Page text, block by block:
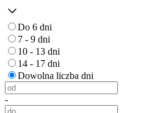
Do 6 dni
7 - 9 dni
10 - 13 dni
14 - 17 dni
Dowolna liczba dni
-